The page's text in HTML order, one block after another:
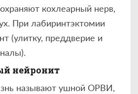
кохлеарный нерв,
При лабиринтэктомии
(улитку, преддверие и
нейронит
называют ушной ОРВИ,